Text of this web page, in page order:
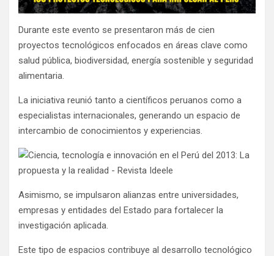
Durante este evento se presentaron más de cien
proyectos tecnológicos enfocados en áreas clave como
salud pública, biodiversidad, energía sostenible y seguridad
alimentaria.
La iniciativa reunió tanto a científicos peruanos como a
especialistas internacionales, generando un espacio de
intercambio de conocimientos y experiencias.
Asimismo, se impulsaron alianzas entre universidades,
empresas y entidades del Estado para fortalecer la
investigación aplicada.
Este tipo de espacios contribuye al desarrollo tecnológico